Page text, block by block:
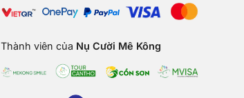
Thành viên của Nụ Cười Mê Kông